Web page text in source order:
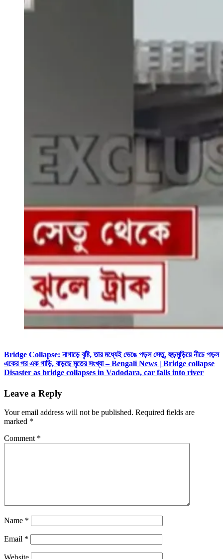
Bridge Collapse: নাগাড়ে বৃষ্টি, তার মধ্যেই ভেঙে পড়ল সেতু, হুড়মুড়িয়ে নীচে পড়ল
একের পর এক গাড়ি, বাড়ছে মৃতের সংখ্যা – Bengali News | Bridge collapse
Disaster as bridge collapses in Vadodara, car falls into river
Leave a Reply
Your email address will not be published. Required fields are
marked *
Comment *
Name *
Email *